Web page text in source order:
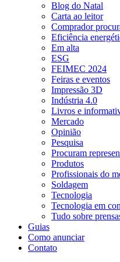
Blog do Natal
Carta ao leitor
Comprador
Eficiência
Em alta
ESG
FEIMEC 2024
Feiras e eventos
Impressão 3D
Indústria 4.0
Livros e
Mercado
Opinião
Pesquisa
Procuram
Produtos
Profissionais do
Soldagem
Tecnologia
Tecnologia em
Tudo sobre
Guias
Como anunciar
Contato